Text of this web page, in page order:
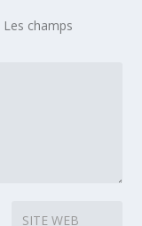
Les champs